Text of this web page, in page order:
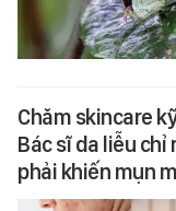
Chăm skincare
Bác sĩ da liễu
phải khiến mụn